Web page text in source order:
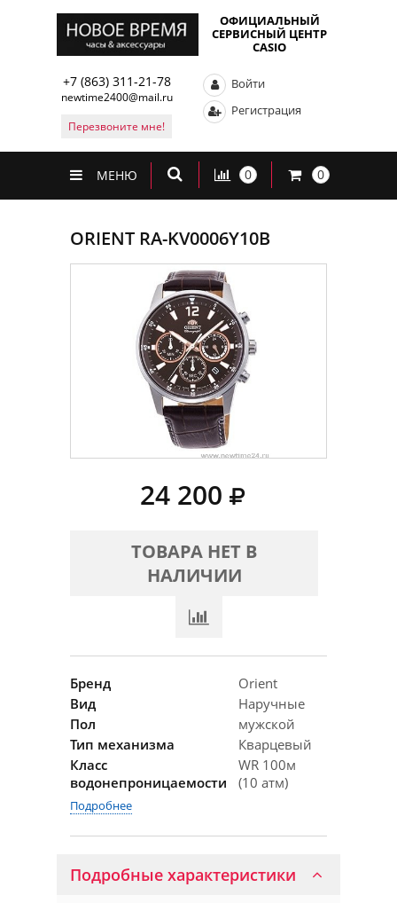
ОФИЦИАЛЬНЫЙ
СЕРВИСНЫЙ ЦЕНТР
CASIO
+7 (863) 311-21-78
newtime2400@mail.ru
Перезвоните мне!
Войти
Регистрация
МЕНЮ 0 0
ORIENT RA-KV0006Y10B
24 200
ТОВАРА НЕТ В
НАЛИЧИИ
Бренд
Orient
Вид
Наручные
Пол
мужской
Тип механизма
Кварцевый
Класс
водонепроницаемости
WR 100м
(10 атм)
Подробнее
Подробные характеристики